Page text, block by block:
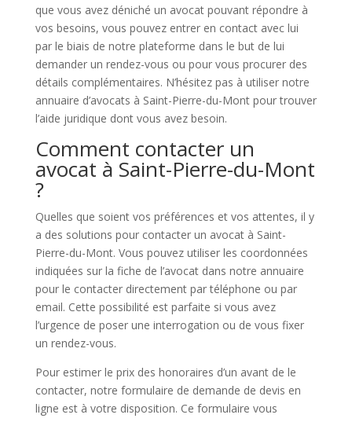
que vous avez déniché un avocat pouvant répondre à
vos besoins, vous pouvez entrer en contact avec lui
par le biais de notre plateforme dans le but de lui
demander un rendez-vous ou pour vous procurer des
détails complémentaires. N’hésitez pas à utiliser notre
annuaire d’avocats à Saint-Pierre-du-Mont pour trouver
l’aide juridique dont vous avez besoin.
Comment contacter un
avocat à Saint-Pierre-du-Mont
?
Quelles que soient vos préférences et vos attentes, il y
a des solutions pour contacter un avocat à Saint-
Pierre-du-Mont. Vous pouvez utiliser les coordonnées
indiquées sur la fiche de l’avocat dans notre annuaire
pour le contacter directement par téléphone ou par
email. Cette possibilité est parfaite si vous avez
l’urgence de poser une interrogation ou de vous fixer
un rendez-vous.
Pour estimer le prix des honoraires d’un avant de le
contacter, notre formulaire de demande de devis en
ligne est à votre disposition. Ce formulaire vous